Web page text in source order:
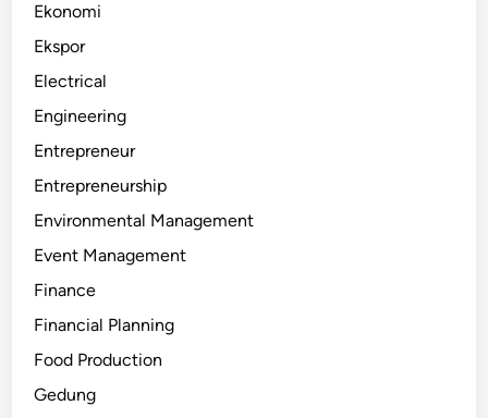
Ekonomi
Ekspor
Electrical
Engineering
Entrepreneur
Entrepreneurship
Environmental Management
Event Management
Finance
Financial Planning
Food Production
Gedung